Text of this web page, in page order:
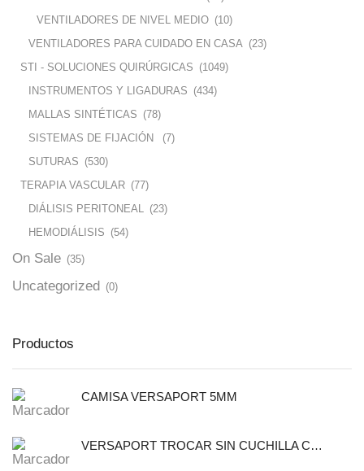
VENTILADORES DE NIVEL MEDIO (10)
VENTILADORES PARA CUIDADO EN CASA (23)
STI - SOLUCIONES QUIRÚRGICAS (1049)
INSTRUMENTOS Y LIGADURAS (434)
MALLAS SINTÉTICAS (78)
SISTEMAS DE FIJACIÓN
(7)
SUTURAS (530)
TERAPIA VASCULAR (77)
DIÁLISIS PERITONEAL
(23)
HEMODIÁLISIS (54)
On Sale (35)
Uncategorized (0)
Productos
CAMISA VERSAPORT 5MM
VERSAPORT TROCAR SIN CUCHILLA CON CANULA DE FIJACION 5MM